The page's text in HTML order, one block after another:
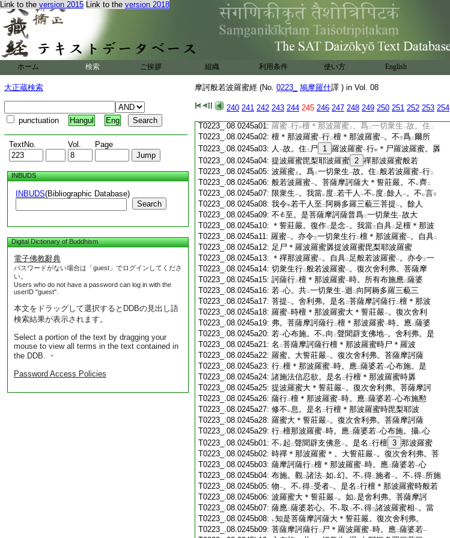
Link to the version 2015 Link to the version 2018
ホーム 検索 ご挨拶 組織 利用条件 使い方 English
大正蔵検索
punctuation Hangul Eng
TextNo. Vol. Page
INBUDS
INBUDS(Bibliographic Database)
Search
Digital Dictionary of Buddhism
電子佛教辭典
パスワードがない場合は「guest」でログインしてくださ
い。
Users who do not have a password can log in with the
userID "guest".
本文をドラッグして選択するとDDBの見出し語
検索結果が表示されます。
Select a portion of the text by dragging your
mouse to view all terms in the text contained in
the DDB. ・
Password Access Policies
摩訶般若波羅蜜經 (No. 0223_ 鳩摩羅什譯 ) in Vol. 08
240 241 242 243 244 245 246 247 248 249 250 251 252 253 254
T0223_.08.0244c19:爾時 35 富樓那彌多羅尼子白 レ佛言。世尊。我
T0223_.08.0244c20:
亦樂レ 以爲 摩訶薩
。佛言。便説。富樓那
T0223_.08.0244c21:彌多羅尼子言。是菩薩大 36 誓莊嚴是菩薩發
趣大乘 。是菩薩乘 二於大乘 一。以レ是故。是菩薩
富樓那
T0223_.08.0244c24:薩摩訶薩大＊誓莊嚴 二舍利弗
T0223_.08.0244c26:
T0223_.08.0244c28:
T0223_.08.0245a01: 羅蜜一行中檀＊那波羅蜜 上 。爲 二一切衆生一故。住 二
T0223_.08.0245a02: 檀＊那波羅蜜一行二檀＊那波羅蜜一。不下爲二爾所
T0223_.08.0245a03: 人 一故。住 二 尸 1 羅波羅蜜一行中
＊尸羅波羅蜜。羼
T0223_.08.0245a04: 提波羅蜜毘梨耶波羅蜜 2 禪那波羅蜜般若
T0223_.08.0245a05: 波羅蜜 上 。爲二一切衆生一故。住 二般若波羅蜜一行二
T0223_.08.0245a06: 般若波羅蜜一。菩薩摩訶薩大＊誓莊嚴。不 レ齊二
T0223_.08.0245a07: 限衆生一。我當レ度二若干人 一不 レ度二餘人 一。不 レ言下
T0223_.08.0245a08: 我令中若干人至 二 阿耨多羅三藐三菩提一。餘人
T0223_.08.0245a09: 不 至。是菩薩摩訶薩普爲二一切衆生一故大
T0223_.08.0245a10: ＊誓莊嚴。復作二是念一。我當三自具二 足檀＊那波
T0223_.08.0245a11: 羅蜜一。亦令三一切衆生行二檀＊那波羅蜜一。自具二
T0223_.08.0245a12: 足尸＊羅波羅蜜羼提波羅蜜毘梨耶波羅蜜
T0223_.08.0245a13: ＊禪那波羅蜜一。自具二 足般若波羅蜜一。亦令三一
T0223_.08.0245a14: 切衆生行二般若波羅蜜一。復次舍利弗。菩薩摩
T0223_.08.0245a15: 訶薩行二檀＊那波羅蜜一時。所有布施應二薩婆
T0223_.08.0245a16: 若一心。共二一切衆生一迴 二 向阿耨多羅三藐三
T0223_.08.0245a17: 菩提一。舍利弗。是名 二菩薩摩訶薩行二檀＊那波
T0223_.08.0245a18: 羅蜜一時檀＊那波羅蜜大＊誓莊嚴一。復次舍利
T0223_.08.0245a19: 弗。菩薩摩訶薩行二檀＊那波羅蜜一時。應二薩婆
T0223_.08.0245a20: 若一心布施。不 レ向 二聲聞辟支佛地一。舍利弗。是
T0223_.08.0245a21: 名 二菩薩摩訶薩行檀＊那波羅蜜時尸＊羅波
T0223_.08.0245a22: 羅蜜。大誓莊嚴一。復次舍利弗。菩薩摩訶薩
T0223_.08.0245a23: 行二檀＊那波羅蜜一時。應二薩婆若一心布施。是
T0223_.08.0245a24: 諸施法信忍欲。是名 二行檀＊那波羅蜜時羼
T0223_.08.0245a25: 提波羅蜜大＊誓莊嚴一。復次舍利弗。菩薩摩訶
T0223_.08.0245a26: 薩行二檀＊那波羅蜜一時。應二薩婆若一心布施懃
T0223_.08.0245a27: 修不 レ息。是名 二行檀＊那波羅蜜時毘梨耶波
T0223_.08.0245a28: 羅蜜大＊誓莊嚴一。復次舍利弗。菩薩摩訶薩
T0223_.08.0245a29: 行二檀那波羅蜜一時。應二薩婆若一心布施。攝レ心
T0223_.08.0245b01: 不 レ起 二聲聞辟支佛意一。是名 二行檀 3 那波羅蜜
T0223_.08.0245b02: 時禪＊那波羅蜜＊。大誓莊嚴一。復次舍利弗。菩
T0223_.08.0245b03: 薩摩訶薩行二檀＊那波羅蜜一時。應二薩婆若一心
T0223_.08.0245b04: 布施。觀二諸法一如 レ幻。不 レ得二施者一。不 レ得二 所施
T0223_.08.0245b05: 物一。不 レ得二受者一。是名 二行檀＊那波羅蜜時般若
T0223_.08.0245b06: 波羅蜜大＊誓莊嚴一。如 レ是舍利弗。菩薩摩訶
T0223_.08.0245b07: 薩應二薩婆若心。不 レ取 二不 レ得三諸波羅蜜相一。當
T0223_.08.0245b08:
レ知是菩薩摩訶薩大＊誓莊嚴。復次舍利弗。
T0223_.08.0245b09: 菩薩摩訶薩行二 尸＊羅波羅蜜一時。應二薩婆若一